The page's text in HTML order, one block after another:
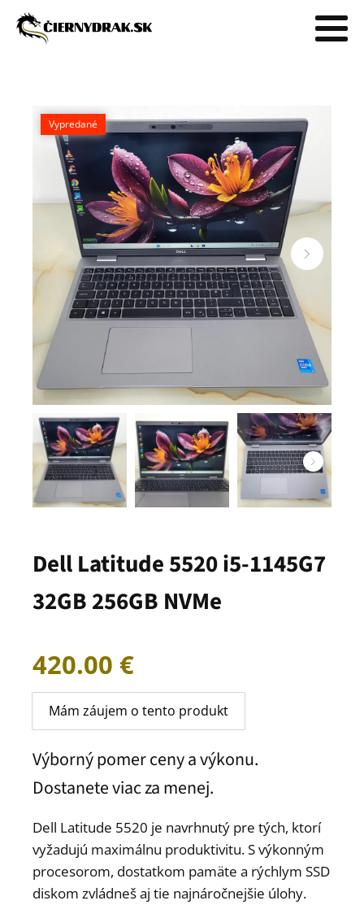
Vypredané
Dell Latitude 5520 i5-1145G7
32GB 256GB NVMe
420.00 €
Mám záujem o tento produkt
Výborný pomer ceny a výkonu.
Dostanete viac za menej.
Dell Latitude 5520 je navrhnutý pre tých, ktorí
vyžadujú maximálnu produktivitu. S výkonným
procesorom, dostatkom pamäte a rýchlym SSD
diskom zvládneš aj tie najnáročnejšie úlohy.